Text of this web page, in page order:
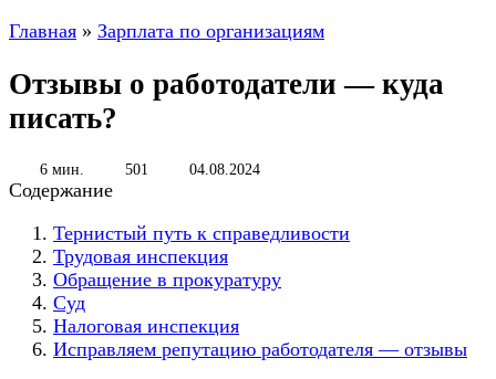
Главная » Зарплата по организациям
Отзывы о работодатели — куда
писать?
6 мин. 501 04.08.2024
Содержание
Тернистый путь к справедливости
Трудовая инспекция
Обращение в прокуратуру
Суд
Налоговая инспекция
Исправляем репутацию работодателя — отзывы